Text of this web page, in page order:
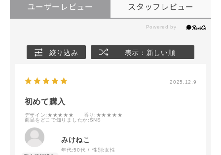
ユーザーレビュー スタッフレビュー
絞り込み 表示：新しい順
2025.12.9
初めて購入
デザイン:★★★★★ 香り :★★★★★
商品をどこで知りましたか:SNS
みけねこ
年代:50代 性別:女性